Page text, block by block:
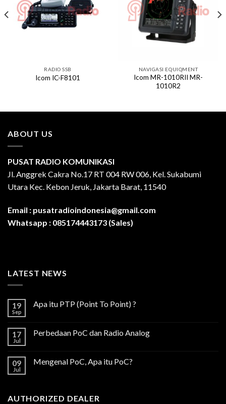
RADIO SSB
Icom IC-F8101
NAVIGASI EQUIQMENT
Icom MR-1010RII MR-
1010R2
ABOUT US
PUSAT RADIO KOMUNIKASI
Jl. Anggrek Cakra No.17 RT 004 RW 006, Kel. Sukabumi
Utara Kec. Kebon Jeruk, Jakarta Barat, 11540
Email : pusatradioindonesia@gmail.com
Whatsapp : 085174443173 (Sales)
LATEST NEWS
19
Sep
Apa itu PTP (Point To Point) ?
17
Jul
Perbedaan PoC dan Radio Analog
09
Jul
Mengenal PoC, Apa itu PoC?
AUTHORIZED DEALER